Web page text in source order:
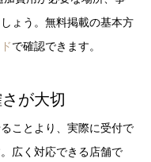
ょう。無料掲載の基本方
で確認できます。
が大切
ことより、実際に受付で
広く対応できる店舗で